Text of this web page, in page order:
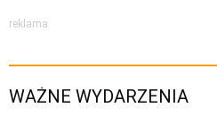
reklama
WAŻNE WYDARZENIA